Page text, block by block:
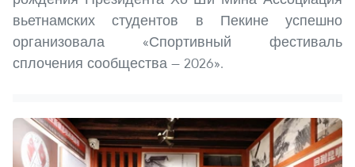
вьетнамских студентов в Пекине успешно
организовала «Спортивный фестиваль
сплочения сообщества — 2026».